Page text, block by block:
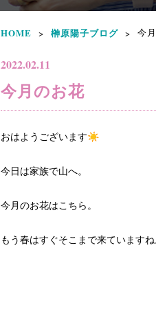
HOME > 榊原陽子ブログ > 今
2022.02.11
今月のお花
おはようございます☀
今日は家族で山へ。
今月のお花はこちら。
もう春はすぐそこまで来ています